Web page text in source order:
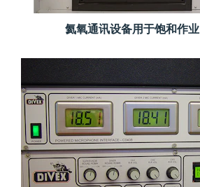
氦氧通讯设备用于饱和作业